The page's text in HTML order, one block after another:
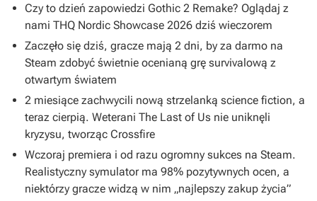
Czy to dzień zapowiedzi Gothic 2 Remake? Oglądaj z
nami THQ Nordic Showcase 2026 dziś wieczorem
Zaczęło się dziś, gracze mają 2 dni, by za darmo na
Steam zdobyć świetnie ocenianą grę survivalową z
otwartym światem
2 miesiące zachwycili nową strzelanką science fiction, a
teraz cierpią. Weterani The Last of Us nie uniknęli
kryzysu, tworząc Crossfire
Wczoraj premiera i od razu ogromny sukces na Steam.
Realistyczny symulator ma 98% pozytywnych ocen, a
niektórzy gracze widzą w nim „najlepszy zakup życia”